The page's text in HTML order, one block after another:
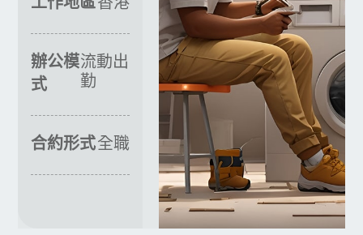
辦公模
式
流動出
勤
合約形式全職